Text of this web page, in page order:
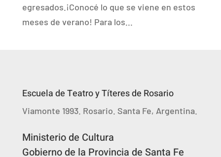
egresados.¡Conocé lo que se viene en estos
meses de verano! Para los...
Escuela de Teatro y Títeres de Rosario
Viamonte 1993. Rosario. Santa Fe, Argentina.
Ministerio de Cultura
Gobierno de la Provincia de Santa Fe